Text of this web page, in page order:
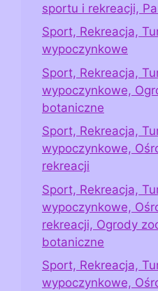
sportu i rekreacji,
Sport, Rekreacja,
wypoczynkowe
Sport, Rekreacja,
wypoczynkowe,
botaniczne
Sport, Rekreacja,
wypoczynkowe,
rekreacji
Sport, Rekreacja,
wypoczynkowe,
rekreacji, Ogrody
botaniczne
Sport, Rekreacja,
wypoczynkowe,